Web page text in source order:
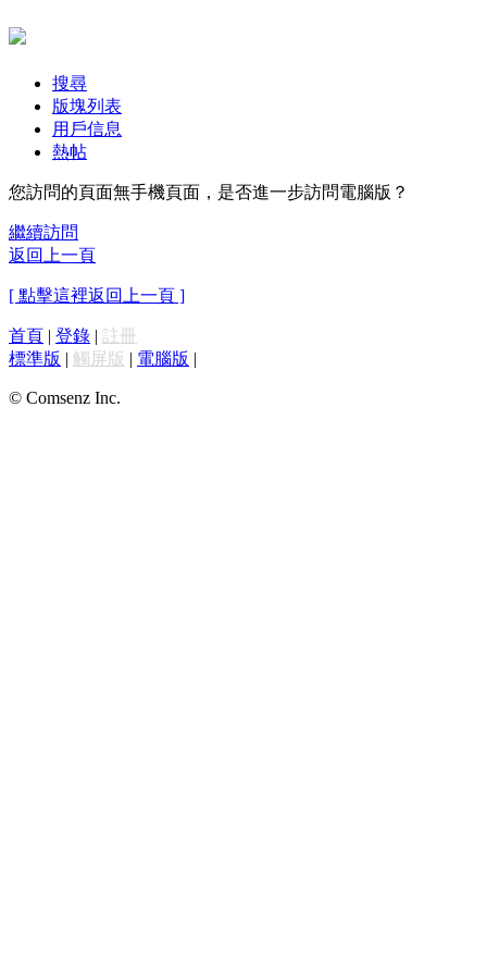
搜尋
版塊列表
用戶信息
熱帖
您訪問的頁面無手機頁面，是否進一步訪問電腦版？
繼續訪問
返回上一頁
[ 點擊這裡返回上一頁 ]
首頁 | 登錄 | 註冊
標準版 | 觸屏版 | 電腦版 |
© Comsenz Inc.